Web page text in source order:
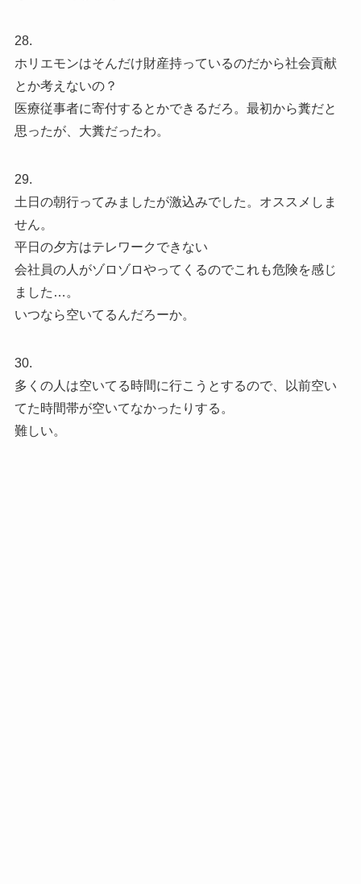
28.
ホリエモンはそんだけ財産持っているのだから社会貢献
とか考えないの？
医療従事者に寄付するとかできるだろ。最初から糞だと
思ったが、大糞だったわ。
29.
土日の朝行ってみましたが激込みでした。オススメしま
せん。
平日の夕方はテレワークできない
会社員の人がゾロゾロやってくるのでこれも危険を感じ
ました…。
いつなら空いてるんだろーか。
30.
多くの人は空いてる時間に行こうとするので、以前空い
てた時間帯が空いてなかったりする。
難しい。